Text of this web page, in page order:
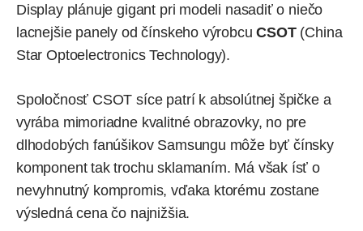
Display plánuje gigant pri modeli nasadiť o niečo
lacnejšie panely od čínskeho výrobcuCSOT(China
Star Optoelectronics Technology).
Spoločnosť CSOT síce patrí k absolútnej špičke a
vyrába mimoriadne kvalitné obrazovky, no pre
dlhodobých fanúšikov Samsungu môže byť čínsky
komponent tak trochu sklamaním. Má však ísť o
nevyhnutný kompromis, vďaka ktorému zostane
výsledná cena čo najnižšia.